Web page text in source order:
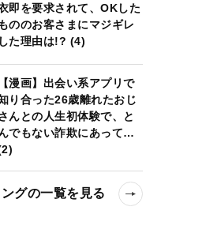
即を要求されて、OKした
もののお客さまにマジギレ
した理由は!? (4)
【漫画】出会い系アプリで
り合った26歳離れたおじ
んとの人生初体験で、と
んでもない詐欺にあって…
グの一覧を見る